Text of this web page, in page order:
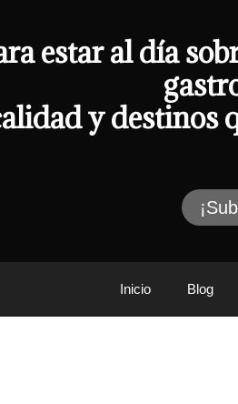
estar al día
y destinos
Inicio Blog